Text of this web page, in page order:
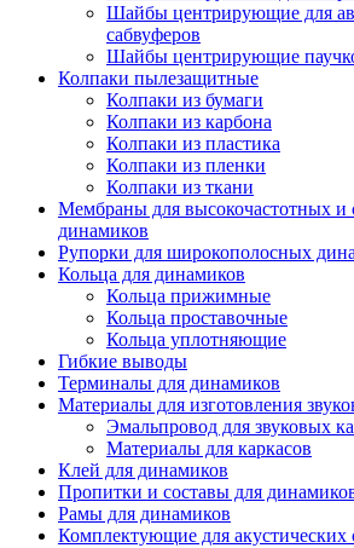
Шайбы центрирующие для
сабвуферов
Шайбы центрирующие
Колпаки пылезащитные
Колпаки из бумаги
Колпаки из карбона
Колпаки из пластика
Колпаки из пленки
Колпаки из ткани
Мембраны для высокочастотных и
динамиков
Рупорки для широкополосных
Кольца для динамиков
Кольца прижимные
Кольца проставочные
Кольца уплотняющие
Гибкие выводы
Терминалы для динамиков
Материалы для изготовления
Эмальпровод для звуковых
Материалы для каркасов
Клей для динамиков
Пропитки и составы для
Рамы для динамиков
Комплектующие для акустических